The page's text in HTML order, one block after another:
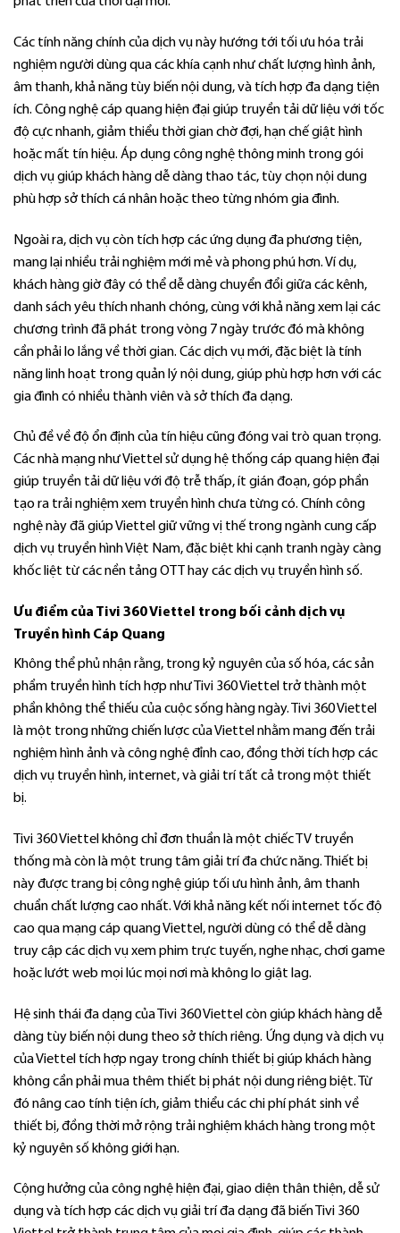
Các tính năng chính của dịch vụ này hướng tới tối ưu hóa trải
nghiệm người dùng qua các khía cạnh như chất lượng hình ảnh,
âm thanh, khả năng tùy biến nội dung, và tích hợp đa dạng tiện
ích. Công nghệ cáp quang hiện đại giúp truyền tải dữ liệu với tốc
độ cực nhanh, giảm thiểu thời gian chờ đợi, hạn chế giật hình
hoặc mất tín hiệu. Áp dụng công nghệ thông minh trong gói
dịch vụ giúp khách hàng dễ dàng thao tác, tùy chọn nội dung
phù hợp sở thích cá nhân hoặc theo từng nhóm gia đình.
Ngoài ra, dịch vụ còn tích hợp các ứng dụng đa phương tiện,
mang lại nhiều trải nghiệm mới mẻ và phong phú hơn. Ví dụ,
khách hàng giờ đây có thể dễ dàng chuyển đổi giữa các kênh,
danh sách yêu thích nhanh chóng, cùng với khả năng xem lại các
chương trình đã phát trong vòng 7 ngày trước đó mà không
cần phải lo lắng về thời gian. Các dịch vụ mới, đặc biệt là tính
năng linh hoạt trong quản lý nội dung, giúp phù hợp hơn với các
gia đình có nhiều thành viên và sở thích đa dạng.
Chủ đề về độ ổn định của tín hiệu cũng đóng vai trò quan trọng.
Các nhà mạng như Viettel sử dụng hệ thống cáp quang hiện đại
giúp truyền tải dữ liệu với độ trễ thấp, ít gián đoạn, góp phần
tạo ra trải nghiệm xem truyền hình chưa từng có. Chính công
nghệ này đã giúp Viettel giữ vững vị thế trong ngành cung cấp
dịch vụ truyền hình Việt Nam, đặc biệt khi cạnh tranh ngày càng
khốc liệt từ các nền tảng OTT hay các dịch vụ truyền hình số.
Ưu điểm của Tivi 360 Viettel trong bối cảnh dịch vụ
Truyền hình Cáp Quang
Không thể phủ nhận rằng, trong kỷ nguyên của số hóa, các sản
phẩm truyền hình tích hợp như Tivi 360 Viettel trở thành một
phần không thể thiếu của cuộc sống hàng ngày. Tivi 360 Viettel
là một trong những chiến lược của Viettel nhằm mang đến trải
nghiệm hình ảnh và công nghệ đỉnh cao, đồng thời tích hợp các
dịch vụ truyền hình, internet, và giải trí tất cả trong một thiết
bị.
Tivi 360 Viettel không chỉ đơn thuần là một chiếc TV truyền
thống mà còn là một trung tâm giải trí đa chức năng. Thiết bị
này được trang bị công nghệ giúp tối ưu hình ảnh, âm thanh
chuẩn chất lượng cao nhất. Với khả năng kết nối internet tốc độ
cao qua mạng cáp quang Viettel, người dùng có thể dễ dàng
truy cập các dịch vụ xem phim trực tuyến, nghe nhạc, chơi game
hoặc lướt web mọi lúc mọi nơi mà không lo giật lag.
Hệ sinh thái đa dạng của Tivi 360 Viettel còn giúp khách hàng dễ
dàng tùy biến nội dung theo sở thích riêng. Ứng dụng và dịch vụ
của Viettel tích hợp ngay trong chính thiết bị giúp khách hàng
không cần phải mua thêm thiết bị phát nội dung riêng biệt. Từ
đó nâng cao tính tiện ích, giảm thiểu các chi phí phát sinh về
thiết bị, đồng thời mở rộng trải nghiệm khách hàng trong một
kỷ nguyên số không giới hạn.
Cộng hưởng của công nghệ hiện đại, giao diện thân thiện, dễ sử
dụng và tích hợp các dịch vụ giải trí đa dạng đã biến Tivi 360